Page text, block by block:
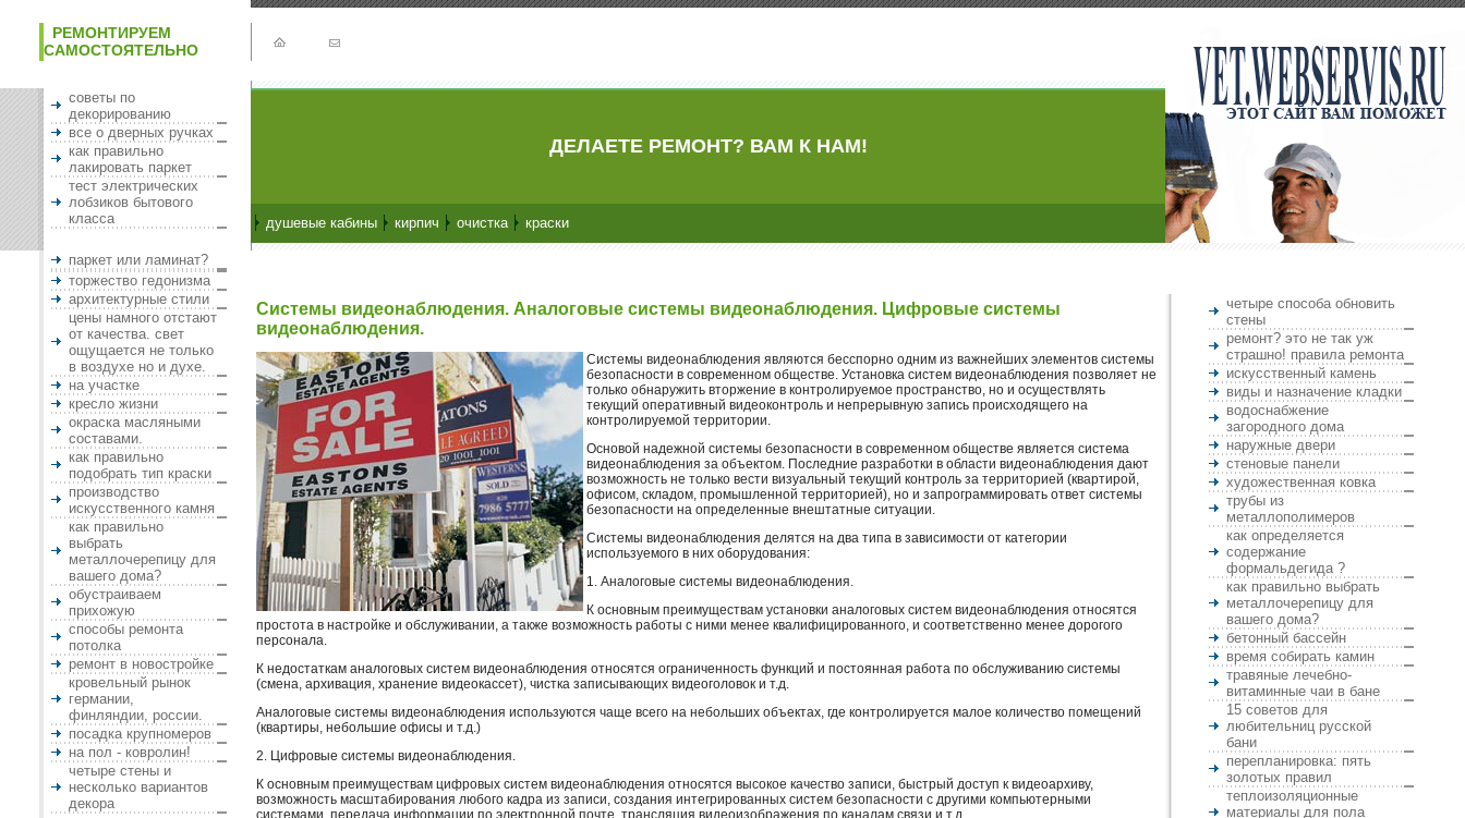
РЕМОНТИРУЕМ
САМОСТОЯТЕЛЬНО
советы по
декорированию
все о дверных ручках
как правильно
лакировать паркет
тест электрических
лобзиков бытового
класса
ДЕЛАЕТЕ РЕМОНТ? ВАМ К НАМ!
душевые кабины кирпич очистка краски
паркет или ламинат?
торжество гедонизма
архитектурные стили
цены намного отстают
от качества. свет
ощущается не только
в воздухе но и духе.
на участке
кресло жизни
окраска масляными
составами.
как правильно
подобрать тип краски
производство
искусственного камня
как правильно
выбрать
металлочерепицу для
вашего дома?
обустраиваем
прихожую
способы ремонта
потолка
ремонт в новостройке
кровельный рынок
германии,
финляндии, россии.
посадка крупномеров
на пол - ковролин!
четыре стены и
несколько вариантов
декора
Системы видеонаблюдения. Аналоговые системы видеонаблюдения. Цифровые системы
видеонаблюдения.
Системы видеонаблюдения являются бесспорно одним из важнейших элементов системы
безопасности в современном обществе. Установка систем видеонаблюдения позволяет не
только обнаружить вторжение в контролируемое пространство, но и осуществлять
текущий оперативный видеоконтроль и непрерывную запись происходящего на
контролируемой территории.
Основой надежной системы безопасности в современном обществе является система
видеонаблюдения за объектом. Последние разработки в области видеонаблюдения дают
возможность не только вести визуальный текущий контроль за территорией (квартирой,
офисом, складом, промышленной территорией), но и запрограммировать ответ системы
безопасности на определенные внештатные ситуации.
Системы видеонаблюдения делятся на два типа в зависимости от категории
используемого в них оборудования:
1. Аналоговые системы видеонаблюдения.
К основным преимуществам установки аналоговых систем видеонаблюдения относятся
простота в настройке и обслуживании, а также возможность работы с ними менее квалифицированного, и соответственно менее дорогого
персонала.
К недостаткам аналоговых систем видеонаблюдения относятся ограниченность функций и постоянная работа по обслуживанию системы
(смена, архивация, хранение видеокассет), чистка записывающих видеоголовок и т.д.
Аналоговые системы видеонаблюдения используются чаще всего на небольших объектах, где контролируется малое количество помещений
(квартиры, небольшие офисы и т.д.)
2. Цифровые системы видеонаблюдения.
К основным преимуществам цифровых систем видеонаблюдения относятся высокое качество записи, быстрый доступ к видеоархиву,
возможность масштабирования любого кадра из записи, создания интегрированных систем безопасности с другими компьютерными
системами, передача информации по электронной почте, трансляция видеоизображения по каналам связи и т.д.
четыре способа обновить
стены
ремонт? это не так уж
страшно! правила ремонта
искусственный камень
виды и назначение кладки
водоснабжение
загородного дома
наружные двери
стеновые панели
художественная ковка
трубы из
металлополимеров
как определяется
содержание
формальдегида ?
как правильно выбрать
металлочерепицу для
вашего дома?
бетонный бассейн
время собирать камин
травяные лечебно-
витаминные чаи в бане
15 советов для
любительниц русской
бани
перепланировка: пять
золотых правил
теплоизоляционные
материалы для пола